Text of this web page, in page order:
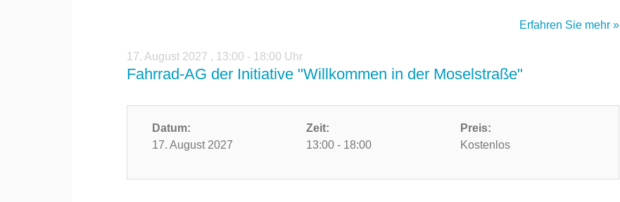
Erfahren Sie mehr »
17. August 2027 , 13:00 - 18:00 Uhr
Fahrrad-AG der Initiative "Willkommen in der Moselstraße"
Datum:
17. August 2027
Zeit:
13:00 - 18:00
Preis:
Kostenlos